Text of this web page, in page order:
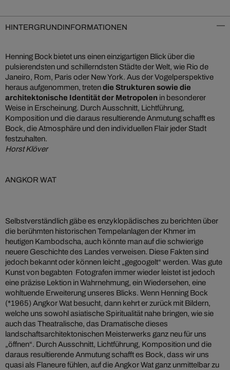
HINTERGRUNDINFORMATIONEN
Henning Bock bietet uns einen einzigartigen Blick über die
pulsierendsten und schillerndsten Städte der Welt, wie Rio de
Janeiro, Rom, Paris oder New York. Aus der Vogelperspektive
heraus aufgenommen, tretendie Strukturen sowie die
architektonische Identität der Metropolen in besonderer
Weise in Erscheinung. Durch Ausschnitt, Lichtführung,
Komposition und die daraus resultierende Anmutung schafft es
Bock, die Atmosphäre und den individuellen Flair jeder Stadt
festzuhalten.
Horst Klöver
ANGKOR WAT
Selbstverständlich gäbe es enzyklopädisches zu berichten über
die berühmten historischen Tempelanlagen der Khmer im
heutigen Kambodscha, auch könnte man auf die schwierige
neuere Geschichte des Landes verweisen. Diese Fakten sind
jedoch bekannt oder können leicht „gegoogelt“ werden. Was gute
Kunst von begabten Fotografen immer wieder leistet ist jedoch
eine präzise Lektion in Wahrnehmung, ein Wiedersehen, eine
wohltuende Erweiterung unseres Blicks. Wenn Henning Bock
(*1965) Angkor Wat besucht, dann kehrt er zurück mit Bildern,
welche uns sowohl asiatische Spiritualität nahe bringen, wie sie
auch das Theatralische, das Dramatische dieses
landschaftsarchitektonischen Meisterwerks ganz neu für uns
„öffnen“. Durch Ausschnitt, Lichtführung, Komposition und die
daraus resultierende Anmutung schafft es Bock, dass wir uns
quasi als Flaneure fühlen, auf die Angkor Wat ganz unmittelbar zu